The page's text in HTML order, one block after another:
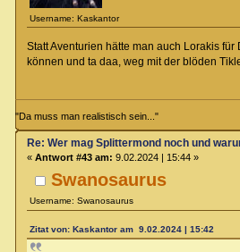
Username: Kaskantor
Statt Aventurien hätte man auch Lorakis
können und ta daa, weg mit der blöden
"Da muss man realistisch sein..."
Swanosaurus
Username: Swanosaurus
Re: Wer mag Splittermond noch und
« Antwort #43 am: 9.02.2024 | 15:44 »
Zitat von: Kaskantor am 9.02.2024 | 15:42